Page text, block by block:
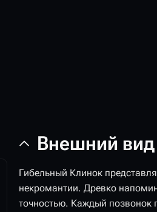
Внешний вид
Гибельный Клинок
некромантии. Древко
точностью. Каждый позвонок